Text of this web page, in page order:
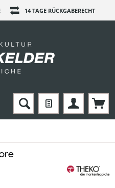
14 TAGE RÜCKGABERECHT